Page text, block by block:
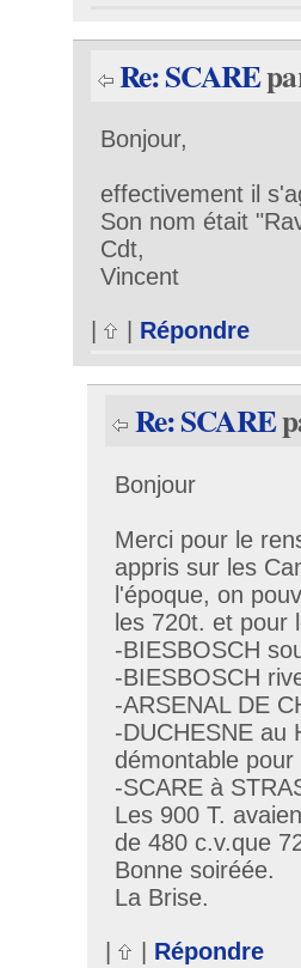
Re: SCARE
Bonjour,
effectivement il
Son nom était
Cdt,
Vincent
Répondre
Re: SCARE
Bonjour
Merci pour le
appris sur les
l'époque, on
les 720t. et
-BIESBOSCH
-BIESBOSCH
-ARSENAL DE
-DUCHESNE au
démontable
-SCARE à
Les 900 T.
de 480 c.v.que
Bonne soiréée.
La Brise.
| Répondre